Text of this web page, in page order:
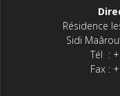
Résidence
Sidi
Tél :
Fax :